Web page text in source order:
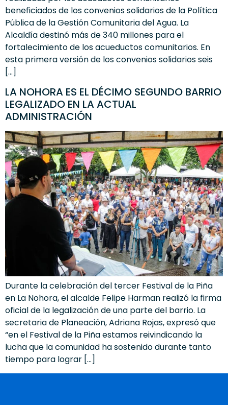
beneficiados de los convenios solidarios de la Política
Pública de la Gestión Comunitaria del Agua. La
Alcaldía destinó más de 340 millones para el
fortalecimiento de los acueductos comunitarios. En
esta primera versión de los convenios solidarios seis
[…]
LA NOHORA ES EL DÉCIMO SEGUNDO BARRIO
LEGALIZADO EN LA ACTUAL
ADMINISTRACIÓN
Durante la celebración del tercer Festival de la Piña
en La Nohora, el alcalde Felipe Harman realizó la firma
oficial de la legalización de una parte del barrio. La
secretaria de Planeación, Adriana Rojas, expresó que
“en el Festival de la Piña estamos reivindicando la
lucha que la comunidad ha sostenido durante tanto
tiempo para lograr […]